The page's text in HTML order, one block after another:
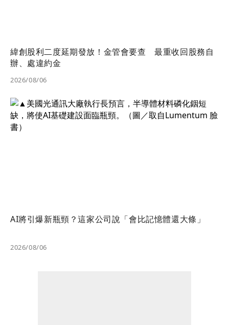
緯創股利二度延期發放！金管會要查 最重收回股務自
辦、處違約金
2026/08/06
AI將引爆新瓶頸？這家公司說「會比記憶體還大條」
2026/08/06